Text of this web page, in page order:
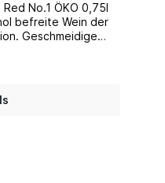
No.1 ÖKO 0,75l
Geschmeidige
aus Breganze,
geerntet, 100%
Tonneaux
von